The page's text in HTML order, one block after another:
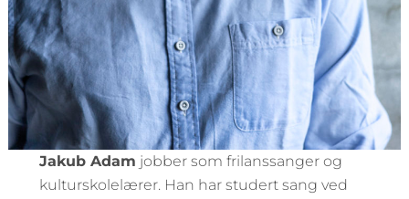
Jakub Adam jobber som frilanssanger og
kulturskolelærer. Han har studert sang ved